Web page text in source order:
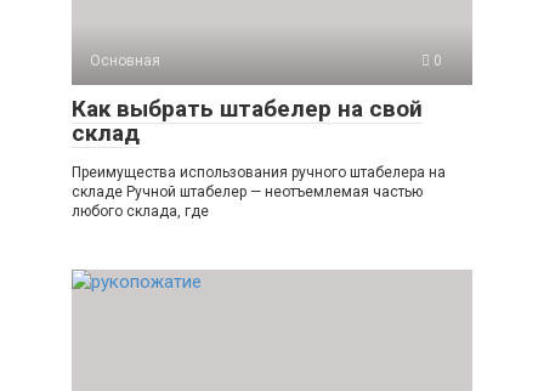
Основная 0
Как выбрать штабелер на свой
склад
Преимущества использования ручного штабелера на
складе Ручной штабелер — неотъемлемая частью
любого склада, где